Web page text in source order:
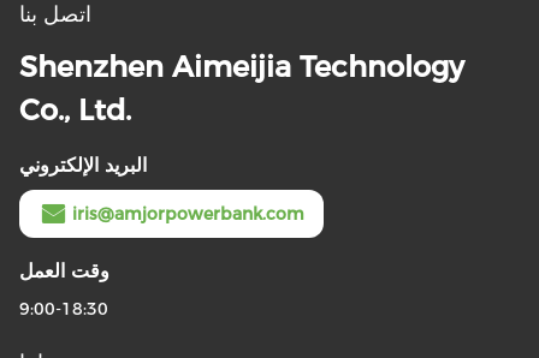
اتصل بنا
Shenzhen Aimeijia Technology
Co., Ltd.
البريد الإلكتروني
iris@amjorpowerbank.com
وقت العمل
9:00-18:30